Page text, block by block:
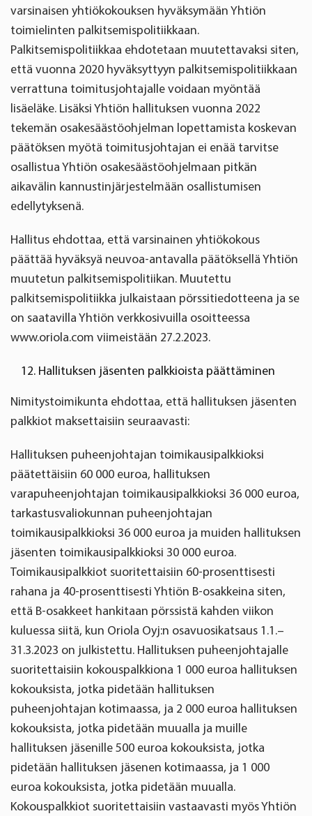
varsinaisen yhtiökokouksen hyväksymään Yhtiön
toimielinten palkitsemispolitiikkaan.
Palkitsemispolitiikkaa ehdotetaan muutettavaksi siten,
että vuonna 2020 hyväksyttyyn palkitsemispolitiikkaan
verrattuna toimitusjohtajalle voidaan myöntää
lisäeläke. Lisäksi Yhtiön hallituksen vuonna 2022
tekemän osakesäästöohjelman lopettamista koskevan
päätöksen myötä toimitusjohtajan ei enää tarvitse
osallistua Yhtiön osakesäästöohjelmaan pitkän
aikavälin kannustinjärjestelmään osallistumisen
edellytyksenä.
Hallitus ehdottaa, että varsinainen yhtiökokous
päättää hyväksyä neuvoa-antavalla päätöksellä Yhtiön
muutetun palkitsemispolitiikan. Muutettu
palkitsemispolitiikka julkaistaan pörssitiedotteena ja se
on saatavilla Yhtiön verkkosivuilla osoitteessa
www.oriola.com viimeistään 27.2.2023.
Hallituksen jäsenten palkkioista päättäminen
Nimitystoimikunta ehdottaa, että hallituksen jäsenten
palkkiot maksettaisiin seuraavasti:
Hallituksen puheenjohtajan toimikausipalkkioksi
päätettäisiin 60 000 euroa, hallituksen
varapuheenjohtajan toimikausipalkkioksi 36 000 euroa,
tarkastusvaliokunnan puheenjohtajan
toimikausipalkkioksi 36 000 euroa ja muiden hallituksen
jäsenten toimikausipalkkioksi 30 000 euroa.
Toimikausipalkkiot suoritettaisiin 60-prosenttisesti
rahana ja 40-prosenttisesti Yhtiön B-osakkeina siten,
että B-osakkeet hankitaan pörssistä kahden viikon
kuluessa siitä, kun Oriola Oyj:n osavuosikatsaus 1.1.–
31.3.2023 on julkistettu. Hallituksen puheenjohtajalle
suoritettaisiin kokouspalkkiona 1 000 euroa hallituksen
kokouksista, jotka pidetään hallituksen
puheenjohtajan kotimaassa, ja 2 000 euroa hallituksen
kokouksista, jotka pidetään muualla ja muille
hallituksen jäsenille 500 euroa kokouksista, jotka
pidetään hallituksen jäsenen kotimaassa, ja 1 000
euroa kokouksista, jotka pidetään muualla.
Kokouspalkkiot suoritettaisiin vastaavasti myös Yhtiön